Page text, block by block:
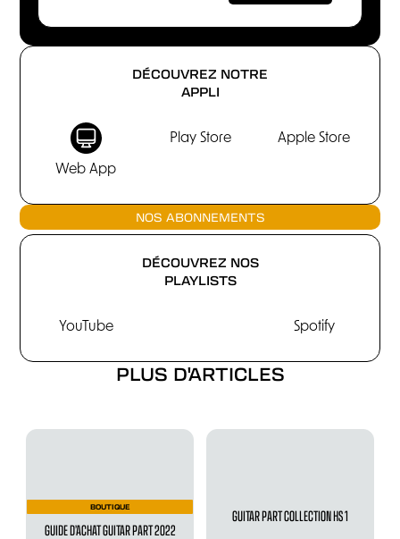
DÉCOUVREZ NOTRE
APPLI
Web App
Play Store Apple Store
NOS ABONNEMENTS
DÉCOUVREZ NOS
PLAYLISTS
YouTube Spotify
PLUS D'ARTICLES
BOUTIQUE
GUIDE D’ACHAT GUITAR PART 2022
GUITAR PART COLLECTION HS 1